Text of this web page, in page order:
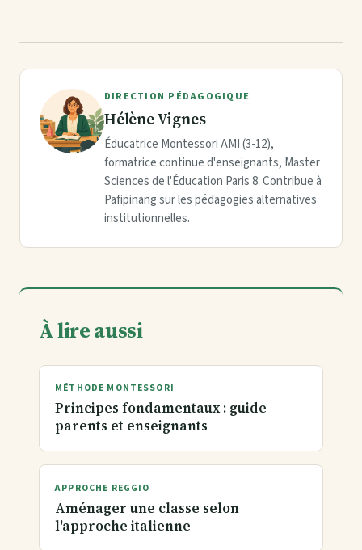
DIRECTION PÉDAGOGIQUE
Hélène Vignes
Éducatrice Montessori AMI (3-12),
formatrice continue d'enseignants, Master
Sciences de l'Éducation Paris 8. Contribue à
Pafipinang sur les pédagogies alternatives
institutionnelles.
À lire aussi
MÉTHODE MONTESSORI
Principes fondamentaux : guide
parents et enseignants
APPROCHE REGGIO
Aménager une classe selon
l'approche italienne